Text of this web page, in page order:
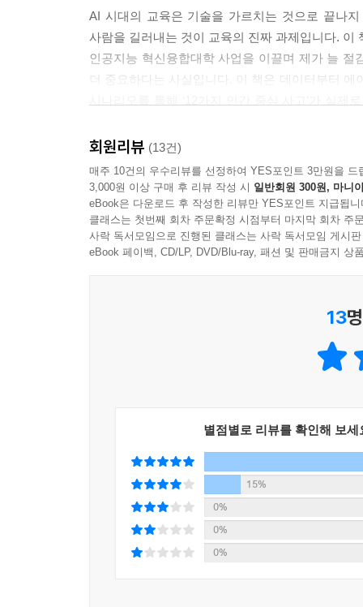
--- p.108
블랙박스 문제가 단순한 기술적 호기심의 대상에
출 신청을 거절했는데 그 이유를 알 수 없다면 은
--- p.146
권장하는 프롬프트에는 몇 가지 공통 요소가 있습
락(context), 구체적으로 무엇을 해야 하는지를 명
양을 결정하는 출력 형식(format)입니다.
--- p.175
하면서, ‘단계별로 생각해보자’라고 지시하지 않
엇을 풀게 할 것인가, 그 결과를 어떻게 검증할
우리는 모델명과 가격의 목록이 아니라, 이 흐름
의 손을 떠나기 시작했고, 가정용 휴머노이드의
갑니다. 그래서 사용자에게는 새로운 질문이 따
것인지, 사고가 발생했을 때 책임을 어떻게 설계
어디까지 위임할 준비가 되어 있는가’에 있습니다.
바로 연결되도록 설계했다.
“AI가 쓴 게 제가 쓴 것보다 훨씬 나은데,
“그냥 AI한테 시켰어요.” 서영 씨가 충격을 받은
자료도 AI가 요약해준 것을 바탕으로 만들고 있었
학생은 무엇을 배워야 하는지, 그리고 우리는 어
물음이 되었다.
세계경제포럼(WEF)의 2025년 〈미래 직업 보
빠르게 중요해지는 역량으로 AI·빅데이터 같은
도구가 무엇이 됐든 그것을 주체적으로 운용하
발휘하고 있으며, 다만 그것을 의식적으로 단련
12가지 인간 중심 사고
‘12가지 인간 중심 사고’는 고려대학교·중앙대
분석하고, 학계·산업계 전문가 검증을 거쳐 한국
‘성찰하기’라는 세 축으로 구성되는데, 세 축은
이룬다. 중심을 잡아야 융합할 수 있고, 융합한 결
*중심 잡기: AI 시대의 변화에 휘둘리지 않고 스
AI 시대의 교육은 기술을 가르치는 것으로 끝나
사람을 길러내는 것이 교육의 진짜 과제입니다. 이
인공지능 혁신융합대학 사업을 이끌며 제가 늘 절
더 중요하다는 사실입니다. 이 책은 데이터부터
- 김수형 (전남대학교 인공지능학부 교수, 인공지
패기 넘치는 제목처럼, 이 책은 AI 시대를 살아
눈높이에 맞춰 설명할 뿐만 아니라, 우리 삶에 밀
호기심, 맥락적 이해, 비판적 성찰 같은 인간만의
과정은 흥미롭고도 묵직합니다. 기술에 매몰되
회원리뷰 (13건)
매주 10건의 우수리뷰를 선정하여 YES포인트 3만원을 드
3,000원 이상 구매 후 리뷰 작성 시 일반회원 300원, 마니
eBook은 다운로드 후 작성한 리뷰만 YES포인트 지급됩니
클래스는 첫번째 회차 주문확정 시점부터 마지막 회차 주
사락 독서모임으로 진행된 클래스는 사락 독서모임 게시
eBook 페이백, CD/LP, DVD/Blu-ray, 패션 및 판매금지 상
13
별점별로 리뷰를 확인해 보세
15%
0%
0%
0%